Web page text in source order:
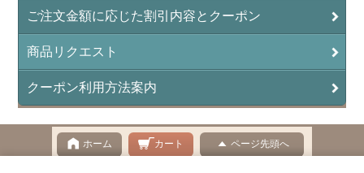
オーロラクォーツ(レインボー水晶)
オニキス(ブラック)(Black Onyx)
オブシディアン（黒曜石/Obsidian）
オフィカルサイト（蛇灰岩/Ophicalcite）
ご注文金額に応じた割引内容とクーポン
商品リクエスト
クーポン利用方法案内
ホーム カート ページ先頭へ